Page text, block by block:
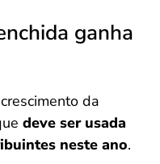
ganha
da
deve ser usada
neste ano.